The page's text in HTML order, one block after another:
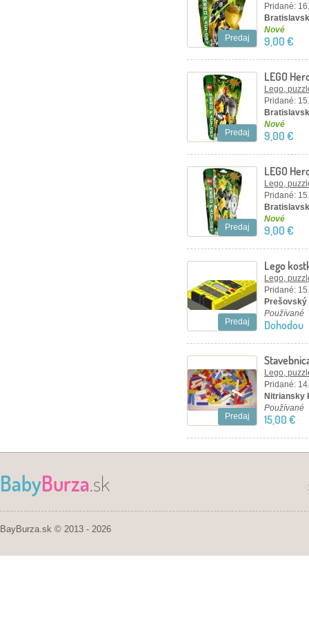
Predaj
Pridané:
Nové
9,00 €
Predaj
LEGO
Lego,
Pridané:
Nové
9,00 €
Predaj
LEGO
Lego,
Pridané:
Nové
9,00 €
Predaj
Lego
Lego,
Pridané:
Používané
Dohodou
Predaj
Lego,
Pridané:
Nitriansky
Používané
15,00 €
BabyBurza.sk
BayBurza.sk © 2013 - 2026